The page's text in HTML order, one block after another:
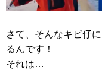
さて、そんなキビ仔
るんです！
それは…